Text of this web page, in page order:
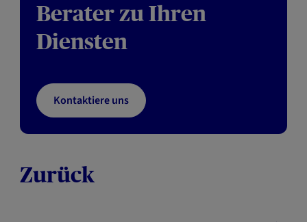
Berater zu Ihren
Diensten
Kontaktiere uns
Zurück